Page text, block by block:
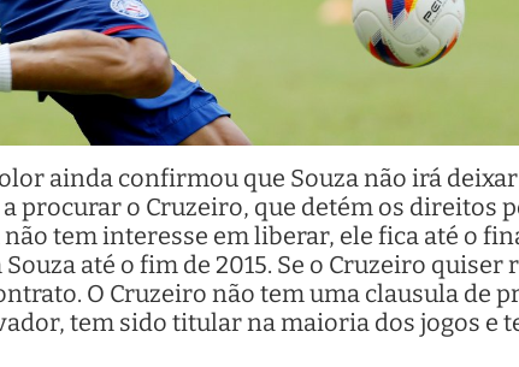
ainda confirmou que Souza não irá
procurar o Cruzeiro, que detém os direitos
não tem interesse em liberar, ele fica até o
até o fim de 2015. Se o Cruzeiro
O Cruzeiro não tem uma clausula de
tem sido titular na maioria dos jogos e